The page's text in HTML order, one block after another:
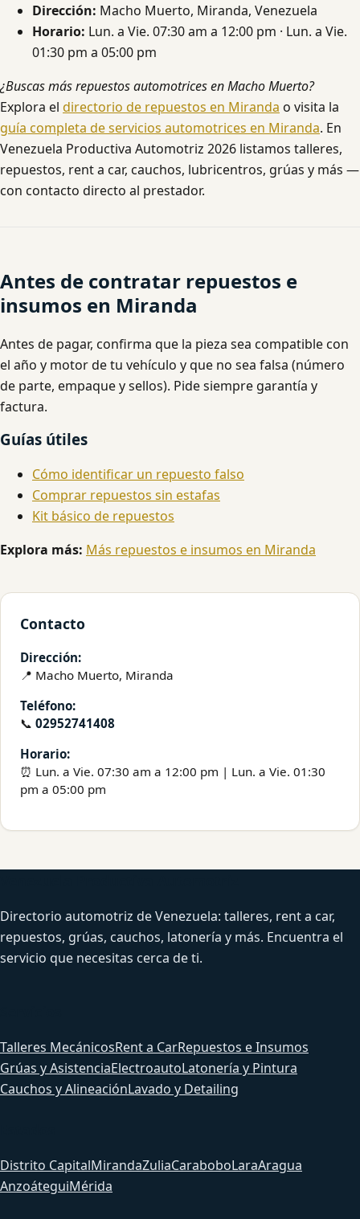
Dirección: Macho Muerto, Miranda, Venezuela
Horario: Lun. a Vie. 07:30 am a 12:00 pm · Lun. a Vie.
01:30 pm a 05:00 pm
¿Buscas más repuestos automotrices en Macho Muerto?
Explora el directorio de repuestos en Miranda o visita la
guía completa de servicios automotrices en Miranda. En
Venezuela Productiva Automotriz 2026 listamos talleres,
repuestos, rent a car, cauchos, lubricentros, grúas y más —
con contacto directo al prestador.
Antes de contratar repuestos e
insumos en Miranda
Antes de pagar, confirma que la pieza sea compatible con
el año y motor de tu vehículo y que no sea falsa (número
de parte, empaque y sellos). Pide siempre garantía y
factura.
Guías útiles
Cómo identificar un repuesto falso
Comprar repuestos sin estafas
Kit básico de repuestos
Explora más: Más repuestos e insumos en Miranda
Contacto
Dirección:
📍 Macho Muerto, Miranda
Teléfono:
📞 02952741408
Horario:
⏰ Lun. a Vie. 07:30 am a 12:00 pm | Lun. a Vie. 01:30
pm a 05:00 pm
Directorio automotriz de Venezuela: talleres, rent a car,
repuestos, grúas, cauchos, latonería y más. Encuentra el
servicio que necesitas cerca de ti.
Talleres MecánicosRent a CarRepuestos e Insumos
Grúas y AsistenciaElectroautoLatonería y Pintura
Cauchos y AlineaciónLavado y Detailing
Distrito CapitalMirandaZuliaCaraboboLaraAragua
AnzoáteguiMérida